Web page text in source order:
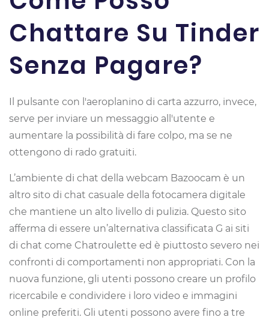
Chattare Su Tinder
Senza Pagare?
Il pulsante con l'aeroplanino di carta azzurro, invece,
serve per inviare un messaggio all'utente e
aumentare la possibilità di fare colpo, ma se ne
ottengono di rado gratuiti.
L’ambiente di chat della webcam Bazoocam è un
altro sito di chat casuale della fotocamera digitale
che mantiene un alto livello di pulizia. Questo sito
afferma di essere un’alternativa classificata G ai siti
di chat come Chatroulette ed è piuttosto severo nei
confronti di comportamenti non appropriati. Con la
nuova funzione, gli utenti possono creare un profilo
ricercabile e condividere i loro video e immagini
online preferiti. Gli utenti possono avere fino a tre